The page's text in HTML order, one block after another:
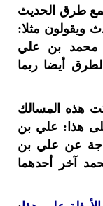
طرق الحديث
ويقولون مثلا:
محمد بن علي
أيضا ربما
هذه المسالك
هذا: علي بن
عن علي بن
آخر أحدهما